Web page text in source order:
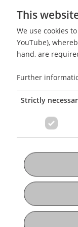
Systems
der
This
We use cookies
YouTube),
hand, are
Further
Strictly